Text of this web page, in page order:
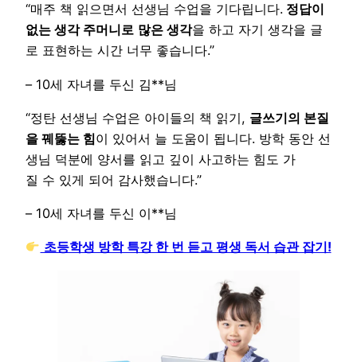
“매주 책 읽으면서 선생님 수업을 기다립니다. 정답이
없는 생각 주머니로 많은 생각을 하고 자기 생각을 글
로 표현하는 시간 너무 좋습니다.”
– 10세 자녀를 두신 김**님
“정탄 선생님 수업은 아이들의 책 읽기, 글쓰기의 본질
을 꿰뚫는 힘이 있어서 늘 도움이 됩니다. 방학 동안 선
생님 덕분에 양서를 읽고 깊이 사고하는 힘도 가
질 수 있게 되어 감사했습니다.”
– 10세 자녀를 두신 이**님
초등학생 방학 특강 한 번 듣고 평생 독서 습관 잡기!